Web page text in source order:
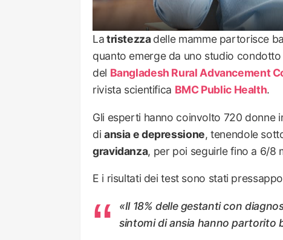
Latristezzadelle mamme partorisce
quanto emerge da uno studio
del Bangladesh Rural Advancement
rivista scientifica BMC Public Health.
Gli esperti hanno coinvolto 720 donne
di ansia e depressione, tenendole
gravidanza, per poi seguirle fino a 6/8
E i risultati dei test sono stati
«Il 18% delle gestanti con
sintomi di ansia hanno partorito